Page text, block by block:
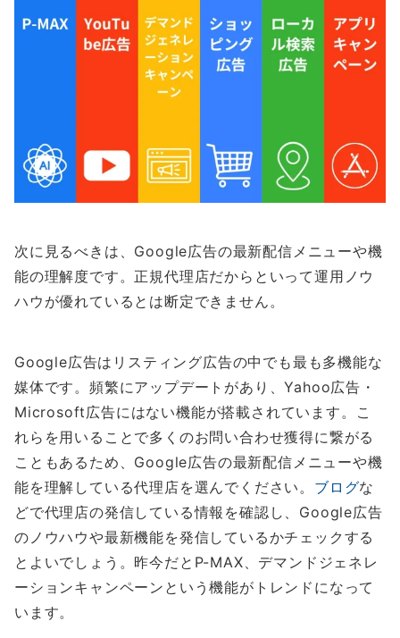
次に見るべきは、Google広告の最新配信メニューや機
能の理解度です。正規代理店だからといって運用ノウ
ハウが優れているとは断定できません。
Google広告はリスティング広告の中でも最も多機能な
媒体です。頻繁にアップデートがあり、Yahoo広告・
Microsoft広告にはない機能が搭載されています。こ
れらを用いることで多くのお問い合わせ獲得に繋がる
こともあるため、Google広告の最新配信メニューや機
能を理解している代理店を選んでください。 ブログな
どで代理店の発信している情報を確認し、Google広告
のノウハウや最新機能を発信しているかチェックする
とよいでしょう。昨今だとP-MAX、デマンドジェネレ
ーションキャンペーンという機能がトレンドになって
います。